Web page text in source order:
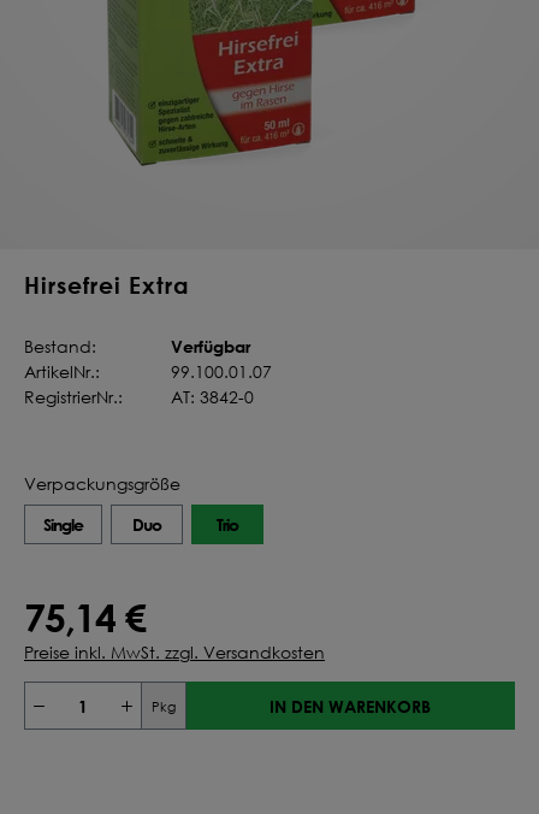
Hirsefrei Extra
Verpackungsgröße
Single Duo Trio
75,14 €
Preise inkl. MwSt. zzgl. Versandkosten
Bestand: Verfügbar
ArtikelNr.:
99.100.01.07
RegistrierNr.:
AT: 3842-0
Pkg IN DEN WARENKORB
Deine Saat-
konfigurieren
QUALITÄT VOM PROFI
INDIVIDUELL FÜR DICH